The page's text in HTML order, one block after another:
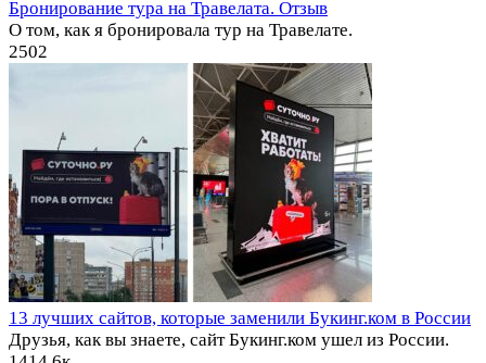
Бронирование тура на Травелата. Отзыв
О том, как я бронировала тур на Травелате.
2502
13 лучших сайтов, которые заменили Букинг.ком в России
Друзья, как вы знаете, сайт Букинг.ком ушел из России.